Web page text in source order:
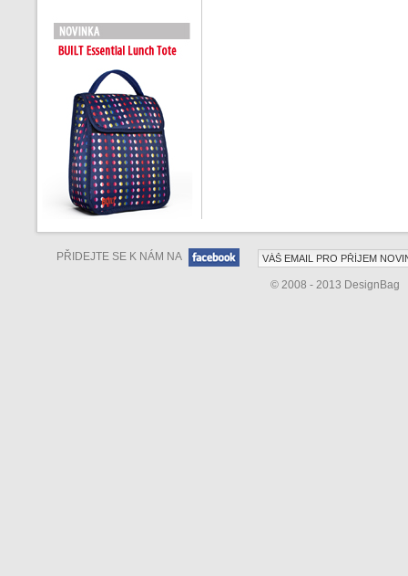
PŘIDEJTE SE K NÁM NA
© 2008 - 2013 DesignBag